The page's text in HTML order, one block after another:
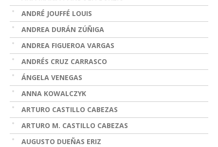
ANDRÉ JOUFFÉ LOUIS
ANDREA DURÁN ZÚÑIGA
ANDREA FIGUEROA VARGAS
ANDRÉS CRUZ CARRASCO
ÁNGELA VENEGAS
ANNA KOWALCZYK
ARTURO CASTILLO CABEZAS
ARTURO M. CASTILLO CABEZAS
AUGUSTO DUEÑAS ERIZ